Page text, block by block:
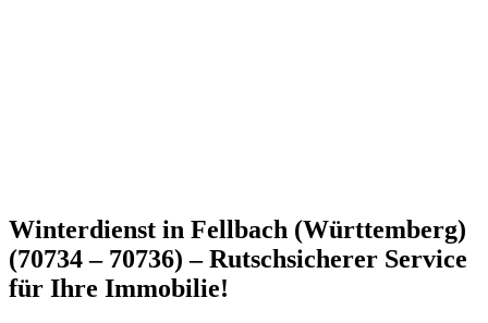
Winterdienst in Fellbach (Württemberg)
(70734 – 70736) – Rutschsicherer Service
für Ihre Immobilie!